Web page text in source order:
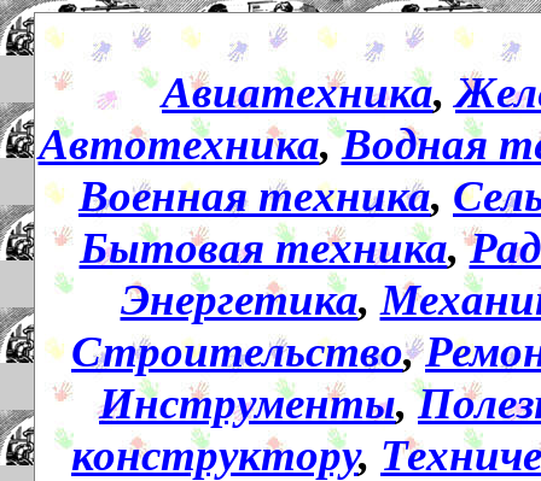
Авиатехника,
Автотехника,Водная
Военная техника,
Бытовая техника,
Энергетика,
Строительство,
Инструменты,
конструктору,